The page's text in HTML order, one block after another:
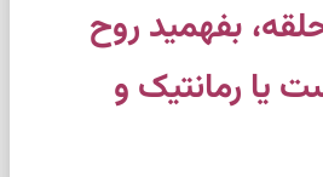
بفهمید روح
یا رمانتیک و